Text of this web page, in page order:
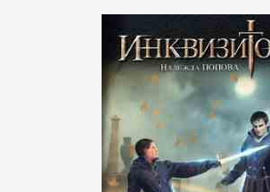
Современная
зарубежная
литература
ИСКУССТВО